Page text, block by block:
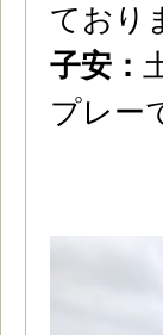
ており
子安：
プレー